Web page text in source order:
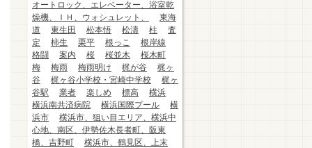
オートロック、エレベーター、浴室乾
燥機、ＩＨ、ウォシュレット、
東海
道
東生田 松本悟 松濤 柱
査
定
柿生 栗平 根っこ
根岸線
格闘
案内 桜 桜並木
桜木町
梅
梅雨 梅雨明け 梶が谷
梶ヶ
谷
梶ヶ谷小学校・宮崎中学校
梶ヶ
谷駅
業者 楽しめ 標高
横浜
横浜南共済病院
横浜国際プール
横
浜市
横浜市、狙い目エリア、横浜中
心地、南区、伊勢佐木長者町、阪東
橋、吉野町
横浜市、鶴見区、上末